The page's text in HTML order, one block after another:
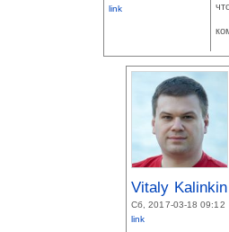
link
Vitaly Kalinkin
Сб, 2017-03-18 09:12
link